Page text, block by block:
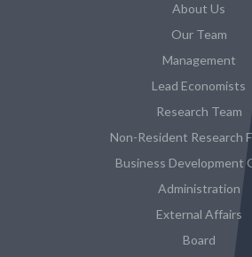
About Us
Our Team
Management
Lead Economists
Research Team
Non-Resident Research
Business Development
Administration
External Affairs
Board